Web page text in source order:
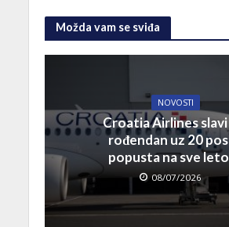
Možda vam se sviđa
NOVOSTI
Croatia Airlines slavi
rođendan uz 20
popusta na sve
08/07/2026